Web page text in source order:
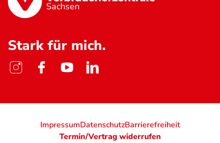
Sachsen
Stark für mich.
ImpressumDatenschutzBarrierefreiheit
Termin/Vertrag widerrufen